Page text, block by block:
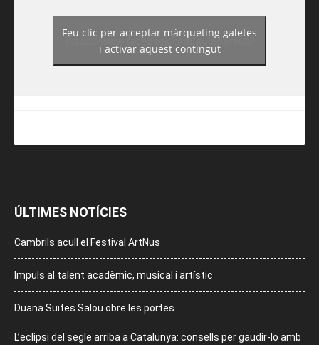
https://www.facebook.com/guiadereus/
Feu clic per acceptar màrqueting galetes
i activar aquest contingut
ÚLTIMES NOTÍCIES
Cambrils acull el Festival ArtNus
Impuls al talent acadèmic, musical i artístic
Duana Suites Salou obre les portes
L’eclipsi del segle arriba a Catalunya: consells per gaudir-lo amb